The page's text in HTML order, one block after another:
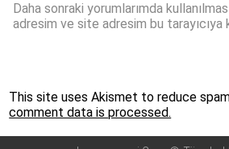
Daha sonraki yorumlarımda
adresim ve site adresim bu tarayıcıya
This site uses Akismet to reduce
comment data is processed.